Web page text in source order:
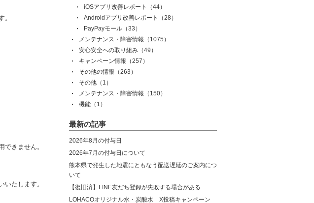
。
きません。
たします。
iOSアプリ改善レポート
（44）
Androidアプリ改善レポート
（28）
PayPayモール （33）
メンテナンス・障害情報 （1075）
安心安全への取り組み （49）
キャンペーン情報 （257）
その他の情報 （263）
その他 （1）
メンテナンス・障害情報 （150）
機能 （1）
最新の記事
2026年8月の付与日
2026年7月の付与日について
熊本県で発生した地震にともなう配送遅延のご案内につ
いて
【復旧済】LINE友だち登録が失敗する場合がある
LOHACOオリジナル水・炭酸水 X投稿キャンペーン